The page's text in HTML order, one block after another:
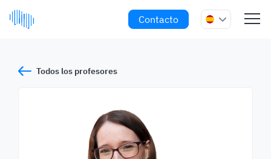
Contacto
Todos los profesores